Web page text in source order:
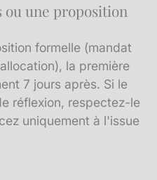
ou une proposition
formelle (mandat
la première
7 jours après. Si le
réflexion, respectez-le
uniquement à l'issue